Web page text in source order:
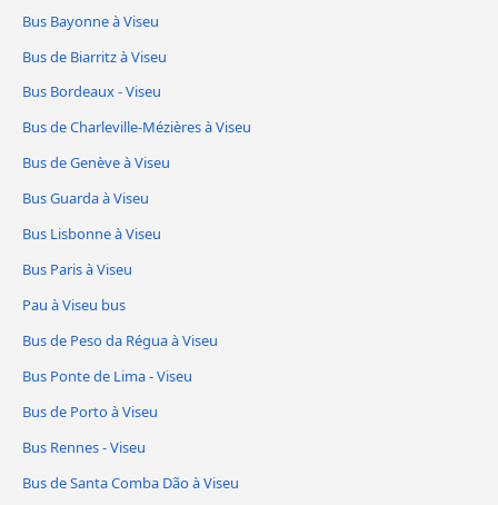
Bus Bayonne à Viseu
Bus de Biarritz à Viseu
Bus Bordeaux - Viseu
Bus de Charleville-Mézières à Viseu
Bus de Genève à Viseu
Bus Guarda à Viseu
Bus Lisbonne à Viseu
Bus Paris à Viseu
Pau à Viseu bus
Bus de Peso da Régua à Viseu
Bus Ponte de Lima - Viseu
Bus de Porto à Viseu
Bus Rennes - Viseu
Bus de Santa Comba Dão à Viseu